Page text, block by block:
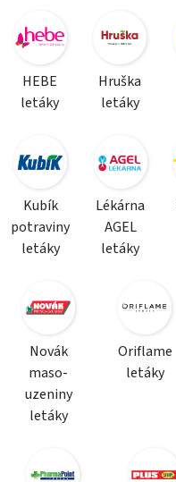
HEBE
letáky
Hruška
letáky
Kubík
potraviny
letáky
Lékárna
AGEL
letáky
Novák
maso-
uzeniny
letáky
Oriflame
letáky